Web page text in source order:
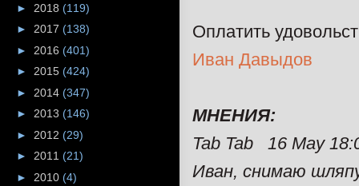
Оплатить
Иван Давыдов
МНЕНИЯ:
Tab Tab 16 May
Иван, снимаю
► 2018 (119)
► 2017 (138)
► 2016 (401)
► 2015 (424)
► 2014 (347)
► 2013 (146)
► 2012 (29)
► 2011 (21)
► 2010 (4)